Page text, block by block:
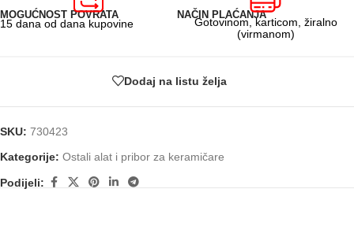
MOGUĆNOST POVRATA
15 dana od dana kupovine
NAČIN PLAĆANJA
Gotovinom, karticom, žiralno
(virmanom)
Dodaj na listu želja
SKU: 730423
Kategorije: Ostali alat i pribor za keramičare
Podijeli: